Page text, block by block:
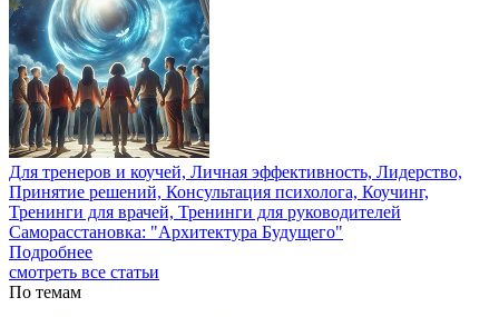
Для тренеров и коучей, Личная эффективность, Лидерство,
Принятие решений, Консультация психолога, Коучинг,
Тренинги для врачей, Тренинги для руководителей
Саморасстановка: "Архитектура Будущего"
Подробнее
смотреть все статьи
По темам